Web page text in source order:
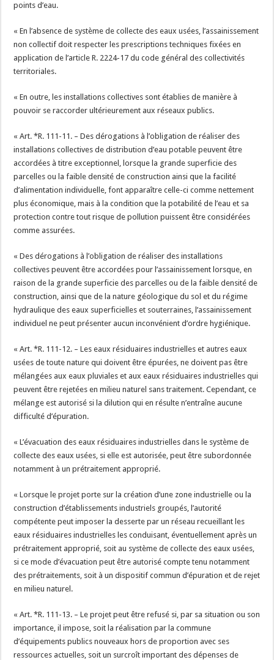
points d’eau.
« En l’absence de système de collecte des eaux usées, l’assainissement
non collectif doit respecter les prescriptions techniques fixées en
application de l’article R. 2224-17 du code général des collectivités
territoriales.
« En outre, les installations collectives sont établies de manière à
pouvoir se raccorder ultérieurement aux réseaux publics.
« Art. *R. 111-11. – Des dérogations à l’obligation de réaliser des
installations collectives de distribution d’eau potable peuvent être
accordées à titre exceptionnel, lorsque la grande superficie des
parcelles ou la faible densité de construction ainsi que la facilité
d’alimentation individuelle, font apparaître celle-ci comme nettement
plus économique, mais à la condition que la potabilité de l’eau et sa
protection contre tout risque de pollution puissent être considérées
comme assurées.
« Des dérogations à l’obligation de réaliser des installations
collectives peuvent être accordées pour l’assainissement lorsque, en
raison de la grande superficie des parcelles ou de la faible densité de
construction, ainsi que de la nature géologique du sol et du régime
hydraulique des eaux superficielles et souterraines, l’assainissement
individuel ne peut présenter aucun inconvénient d’ordre hygiénique.
« Art. *R. 111-12. – Les eaux résiduaires industrielles et autres eaux
usées de toute nature qui doivent être épurées, ne doivent pas être
mélangées aux eaux pluviales et aux eaux résiduaires industrielles qui
peuvent être rejetées en milieu naturel sans traitement. Cependant, ce
mélange est autorisé si la dilution qui en résulte n’entraîne aucune
difficulté d’épuration.
« L’évacuation des eaux résiduaires industrielles dans le système de
collecte des eaux usées, si elle est autorisée, peut être subordonnée
notamment à un prétraitement approprié.
« Lorsque le projet porte sur la création d’une zone industrielle ou la
construction d’établissements industriels groupés, l’autorité
compétente peut imposer la desserte par un réseau recueillant les
eaux résiduaires industrielles les conduisant, éventuellement après un
prétraitement approprié, soit au système de collecte des eaux usées,
si ce mode d’évacuation peut être autorisé compte tenu notamment
des prétraitements, soit à un dispositif commun d’épuration et de rejet
en milieu naturel.
« Art. *R. 111-13. – Le projet peut être refusé si, par sa situation ou son
importance, il impose, soit la réalisation par la commune
d’équipements publics nouveaux hors de proportion avec ses
ressources actuelles, soit un surcroît important des dépenses de